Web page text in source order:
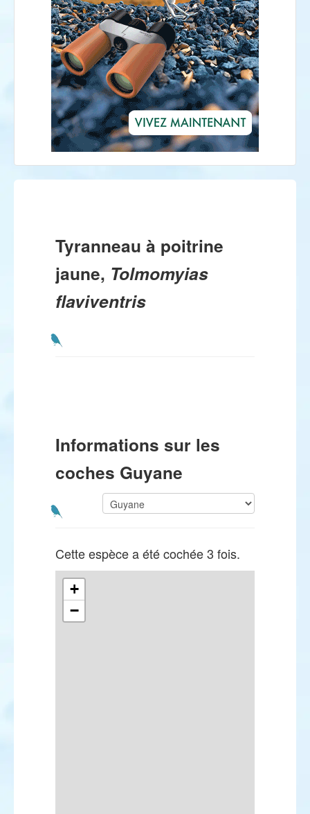
Tyranneau à poitrine
jaune, Tolmomyias
flaviventris
Informations sur les
coches Guyane
Cette espèce a été cochée 3 fois.
+
−